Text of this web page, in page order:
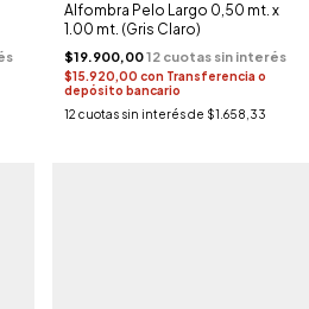
Alfombra Pelo Largo 0,50 mt. x
1.00 mt. (Gris Claro)
$19.900,00
$15.920,00 con Transferencia o
depósito bancario
12 cuotas sin interés de $1.658,33